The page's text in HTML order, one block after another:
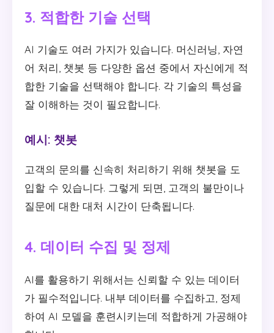
3. 적합한 기술 선택
AI 기술도 여러 가지가 있습니다. 머신러닝, 자연
어 처리, 챗봇 등 다양한 옵션 중에서 자신에게 적
합한 기술을 선택해야 합니다. 각 기술의 특성을
잘 이해하는 것이 필요합니다.
예시: 챗봇
고객의 문의를 신속히 처리하기 위해 챗봇을 도
입할 수 있습니다. 그렇게 되면, 고객의 불만이나
질문에 대한 대처 시간이 단축됩니다.
4. 데이터 수집 및 정제
AI를 활용하기 위해서는 신뢰할 수 있는 데이터
가 필수적입니다. 내부 데이터를 수집하고, 정제
하여 AI 모델을 훈련시키는데 적합하게 가공해야